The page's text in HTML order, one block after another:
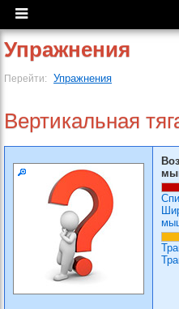
Упражнения
Перейти: Упражнения
Вертикальная